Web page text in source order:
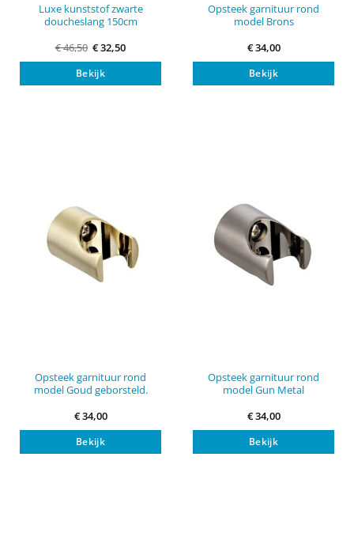
Luxe kunststof zwarte
doucheslang 150cm
€46,50 Oorspronkelijke
prijs
was:
€ 46,50.
€32,50Huidige
is:
Bekijk
Opsteek garnituur rond
model Brons
€34,00
Bekijk
Opsteek garnituur rond
model Goud geborsteld.
€34,00
Bekijk
Opsteek garnituur rond
model Gun Metal
€34,00
Bekijk